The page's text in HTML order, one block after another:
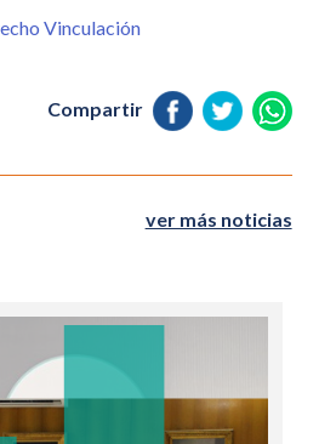
Vinculación
Compartir
ver más noticias